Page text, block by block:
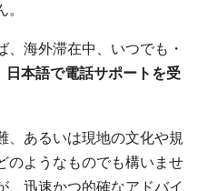
、海外滞在中、いつでも・
日本語で電話サポートを受
、あるいは現地の文化や規
のようなものでも構いませ
、迅速かつ的確なアドバイ